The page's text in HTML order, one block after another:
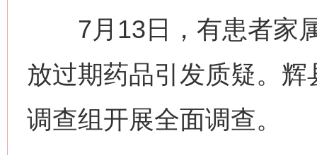
7月13日，有患者家属
放过期药品引发质疑。
调查组开展全面调查。